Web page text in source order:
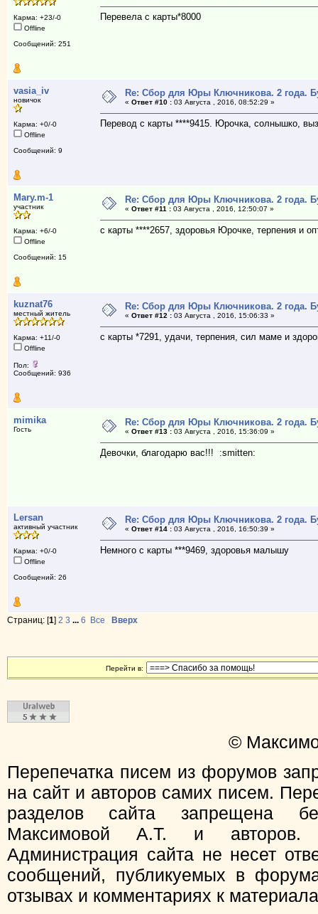
Карма: +23/-0
Offline
Сообщений: 251
Перевела с карты*8000
vasia_iv
новичок
Карма: +0/-0
Offline
Сообщений: 9
Re: Сбор для Юры Ключникова. 2 года.
« Ответ #10 :03 Августа , 2016, 08:52:29 »
Перевод с карты ****9415. Юрочка, солнышко,
Mary.m-1
участник
Карма: +6/-0
Offline
Сообщений: 15
Re: Сбор для Юры Ключникова. 2 года.
« Ответ #11 :03 Августа , 2016, 12:50:07 »
с карты ****2657, здоровья Юрочке, терпения и
kuznat76
местный житель
Карма: +11/-0
Offline
Пол:
Сообщений: 936
Re: Сбор для Юры Ключникова. 2 года.
« Ответ #12 :03 Августа , 2016, 15:06:33 »
с карты *7291, удачи, терпения, сил маме и
mimika
Гость
Re: Сбор для Юры Ключникова. 2 года.
« Ответ #13 :03 Августа , 2016, 15:36:09 »
Девочки, благодарю вас!!! :smitten:
Lersan
активный участник
Карма: +0/-0
Offline
Сообщений: 26
Re: Сбор для Юры Ключникова. 2 года.
« Ответ #14 :03 Августа , 2016, 16:50:39 »
Немного с карты ***9469, здоровья малышу
Страниц: [1] 2 3 ... 6 Все Вверх
Перейти в:
©
Перепечатка писем из форумов
на сайт и авторов самих писем.
разделов сайта запрещена
Максимовой А.Т. и
Администрация сайта не несет
сообщений, публикуемых в
отзывах и комментариях к